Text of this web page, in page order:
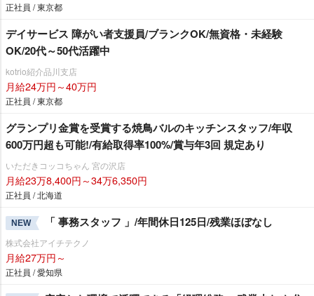
正社員 / 東京都
デイサービス 障がい者支援員/ブランクOK/無資格・未経験
OK/20代～50代活躍中
kotrio紹介品川支店
月給24万円～40万円
正社員 / 東京都
グランプリ金賞を受賞する焼鳥バルのキッチンスタッフ/年収
600万円超も可能!/有給取得率100%/賞与年3回 規定あり
いただきコッコちゃん 宮の沢店
月給23万8,400円～34万6,350円
正社員 / 北海道
NEW 「 事務スタッフ 」/年間休日125日/残業ほぼなし
株式会社アイチテクノ
月給27万円～
正社員 / 愛知県